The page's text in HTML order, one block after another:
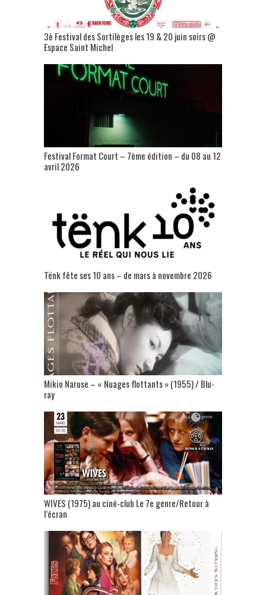
3è Festival des Sortilèges les 19 & 20 juin soirs @
Espace Saint Michel
Festival Format Court – 7ème édition – du 08 au 12
avril 2026
Tënk fête ses 10 ans – de mars à novembre 2026
Mikio Naruse – « Nuages flottants » (1955) / Blu-
ray
WIVES (1975) au ciné-club Le 7e genre/Retour à
l’écran